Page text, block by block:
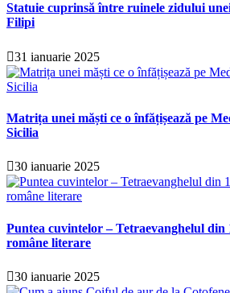
Statuie cuprinsă între ruinele zidului
Filipi
31 ianuarie 2025
Matrița unei măști ce o înfățișează pe
Sicilia
30 ianuarie 2025
Puntea cuvintelor – Tetraevanghelul din
române literare
30 ianuarie 2025